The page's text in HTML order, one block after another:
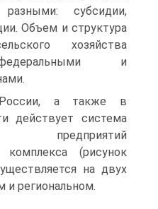
субсидии,
Объем и структура
хозяйства
и
а также в
действует система
комплекса (рисунок
на двух
и региональном.